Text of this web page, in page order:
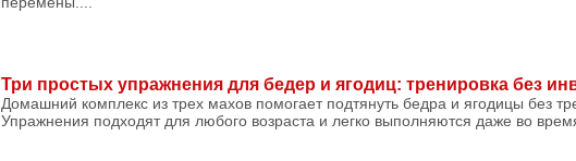
Три простых упражнения для бедер и ягодиц: тренировка без
Домашний комплекс из трех махов помогает подтянуть бедра и ягодицы без
Упражнения подходят для любого возраста и легко выполняются даже во